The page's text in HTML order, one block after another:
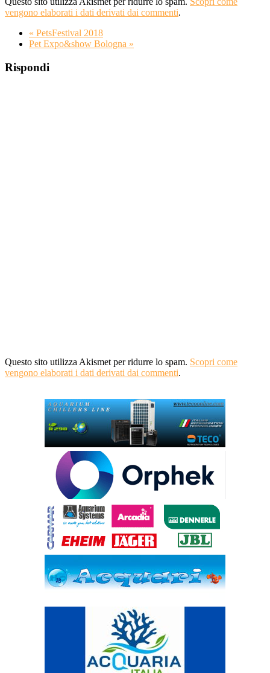
vengono elaborati i dati derivati dai commenti.
« PetsFestival 2018
Pet Expo&show Bologna »
Rispondi
Questo sito utilizza Akismet per ridurre lo spam. Scopri come
vengono elaborati i dati derivati dai commenti.